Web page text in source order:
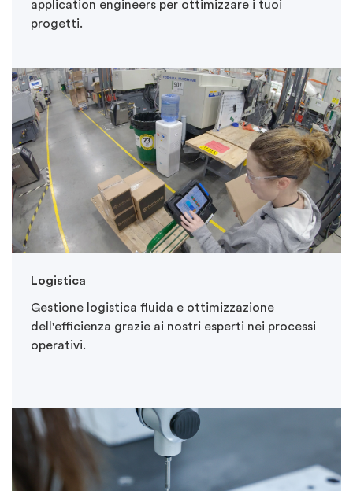
application engineers per ottimizzare i tuoi
progetti.
Logistica
Gestione logistica fluida e ottimizzazione
dell'efficienza grazie ai nostri esperti nei processi
operativi.